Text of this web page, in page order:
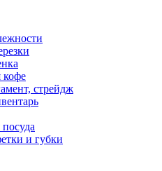
кофе
стрейдж
и губки